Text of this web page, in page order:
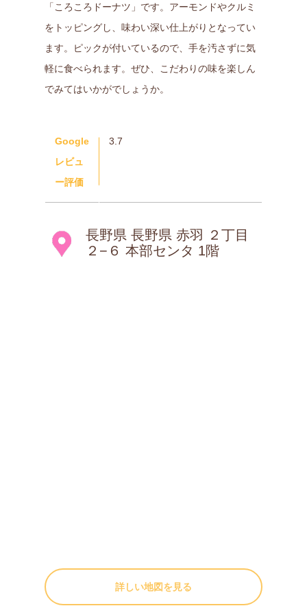
「ころころドーナツ」です。アーモンドやクルミ
をトッピングし、味わい深い仕上がりとなってい
ます。ピックが付いているので、手を汚さずに気
軽に食べられます。ぜひ、こだわりの味を楽しん
でみてはいかがでしょうか。
Google
レビュ
ー評価
3.7
長野県 長野県 赤羽 ２丁目
２−６ 本部センタ 1階
詳しい地図を見る